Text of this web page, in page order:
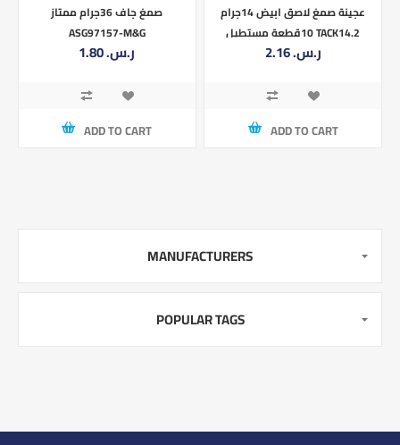
صمغ جاف 36جرام ممتاز
ASG97157-M&G
1.80 ر.س.‏
ADD TO CART
عجينة صمغ لاصق ابيض 14جرام
10قطعة مستطيل TACK14.2
2.16 ر.س.‏
ADD TO CART
MANUFACTURERS
POPULAR TAGS